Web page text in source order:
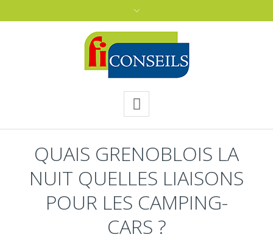
QUAIS GRENOBLOIS LA
NUIT QUELLES LIAISONS
POUR LES CAMPING-
CARS ?